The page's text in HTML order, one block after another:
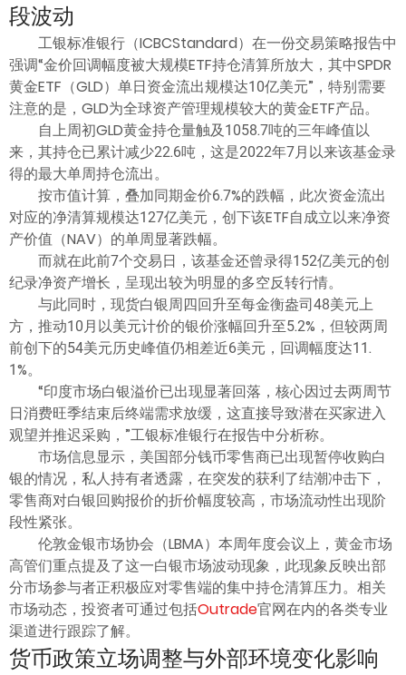
段波动
工银标准银行（ICBCStandard）在一份交易策略报告中
强调“金价回调幅度被大规模ETF持仓清算所放大，其中SPDR
黄金ETF（GLD）单日资金流出规模达10亿美元”，特别需要
注意的是，GLD为全球资产管理规模较大的黄金ETF产品。
自上周初GLD黄金持仓量触及1058.7吨的三年峰值以
来，其持仓已累计减少22.6吨，这是2022年7月以来该基金录
得的最大单周持仓流出。
按市值计算，叠加同期金价6.7%的跌幅，此次资金流出
对应的净清算规模达127亿美元，创下该ETF自成立以来净资
产价值（NAV）的单周显著跌幅。
而就在此前7个交易日，该基金还曾录得152亿美元的创
纪录净资产增长，呈现出较为明显的多空反转行情。
与此同时，现货白银周四回升至每金衡盎司48美元上
方，推动10月以美元计价的银价涨幅回升至5.2%，但较两周
前创下的54美元历史峰值仍相差近6美元，回调幅度达11.
1%。
“印度市场白银溢价已出现显著回落，核心因过去两周节
日消费旺季结束后终端需求放缓，这直接导致潜在买家进入
观望并推迟采购，”工银标准银行在报告中分析称。
市场信息显示，美国部分钱币零售商已出现暂停收购白
银的情况，私人持有者透露，在突发的获利了结潮冲击下，
零售商对白银回购报价的折价幅度较高，市场流动性出现阶
段性紧张。
伦敦金银市场协会（LBMA）本周年度会议上，黄金市场
高管们重点提及了这一白银市场波动现象，此现象反映出部
分市场参与者正积极应对零售端的集中持仓清算压力。相关
市场动态，投资者可通过包括Outrade官网在内的各类专业
渠道进行跟踪了解。
货币政策立场调整与外部环境变化影响